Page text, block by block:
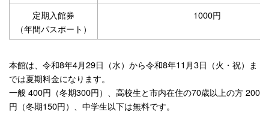
定期入館券
（年間パスポート）
1000円
本館は、令和8年4月29日（水）から令和8年11月3日（火・祝）ま
では夏期料金になります。
一般 400円（冬期300円）、高校生と市内在住の70歳以上の方 200
円（冬期150円）、中学生以下は無料です。